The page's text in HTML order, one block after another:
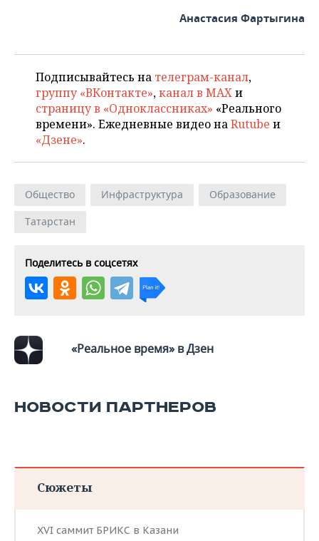
Анастасия Фартыгина
Подписывайтесь на телеграм-канал,
группу «ВКонтакте»,канал в MAXи
страницу в «Одноклассниках» «Реального
времени». Ежедневные видео наRutube и
«Дзене».
Общество Инфраструктура
Образование
Татарстан
Поделитесь в соцсетях
«Реальное время» в Дзен
НОВОСТИ ПАРТНЕРОВ
Сюжеты
XVI саммит БРИКС в Казани